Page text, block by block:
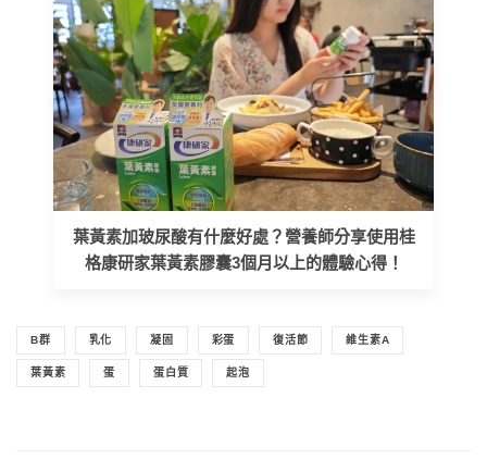
葉黃素加玻尿酸有什麼好處？營養師分享使用桂
格康研家葉黃素膠囊3個月以上的體驗心得！
B群 乳化 凝固 彩蛋 復活節 維生素A
葉黃素 蛋 蛋白質 起泡